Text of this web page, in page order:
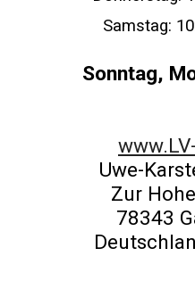
Samstag:
Sonntag,
Uwe-
Zur
78343